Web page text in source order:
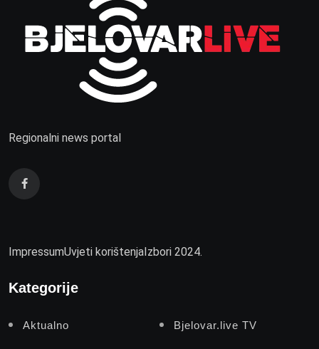
Regionalni news portal
ImpressumUvjeti korištenjaIzbori 2024.
Kategorije
Aktualno Bjelovar.live TV